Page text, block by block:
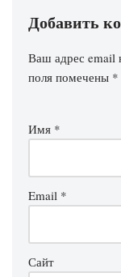
Добавить
Ваш адрес email
поля помечены *
Имя *
Email *
Сайт